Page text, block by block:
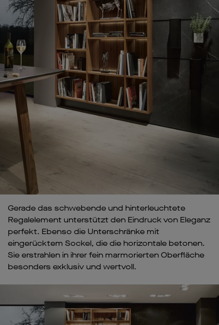
Gerade das schwebende und hinterleuchtete
Regalelement unterstützt den Eindruck von Eleganz
perfekt. Ebenso die Unterschränke mit
eingerücktem Sockel, die die horizontale betonen.
Sie erstrahlen in ihrer fein marmorierten Oberfläche
besonders exklusiv und wertvoll.